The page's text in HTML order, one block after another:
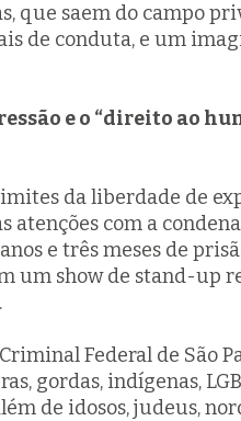
que saem do campo
de conduta, e um
e o “direito ao
da liberdade de
atenções com a
e três meses de
um show de stand-up
Federal de São
gordas, indígenas,
de idosos, judeus,